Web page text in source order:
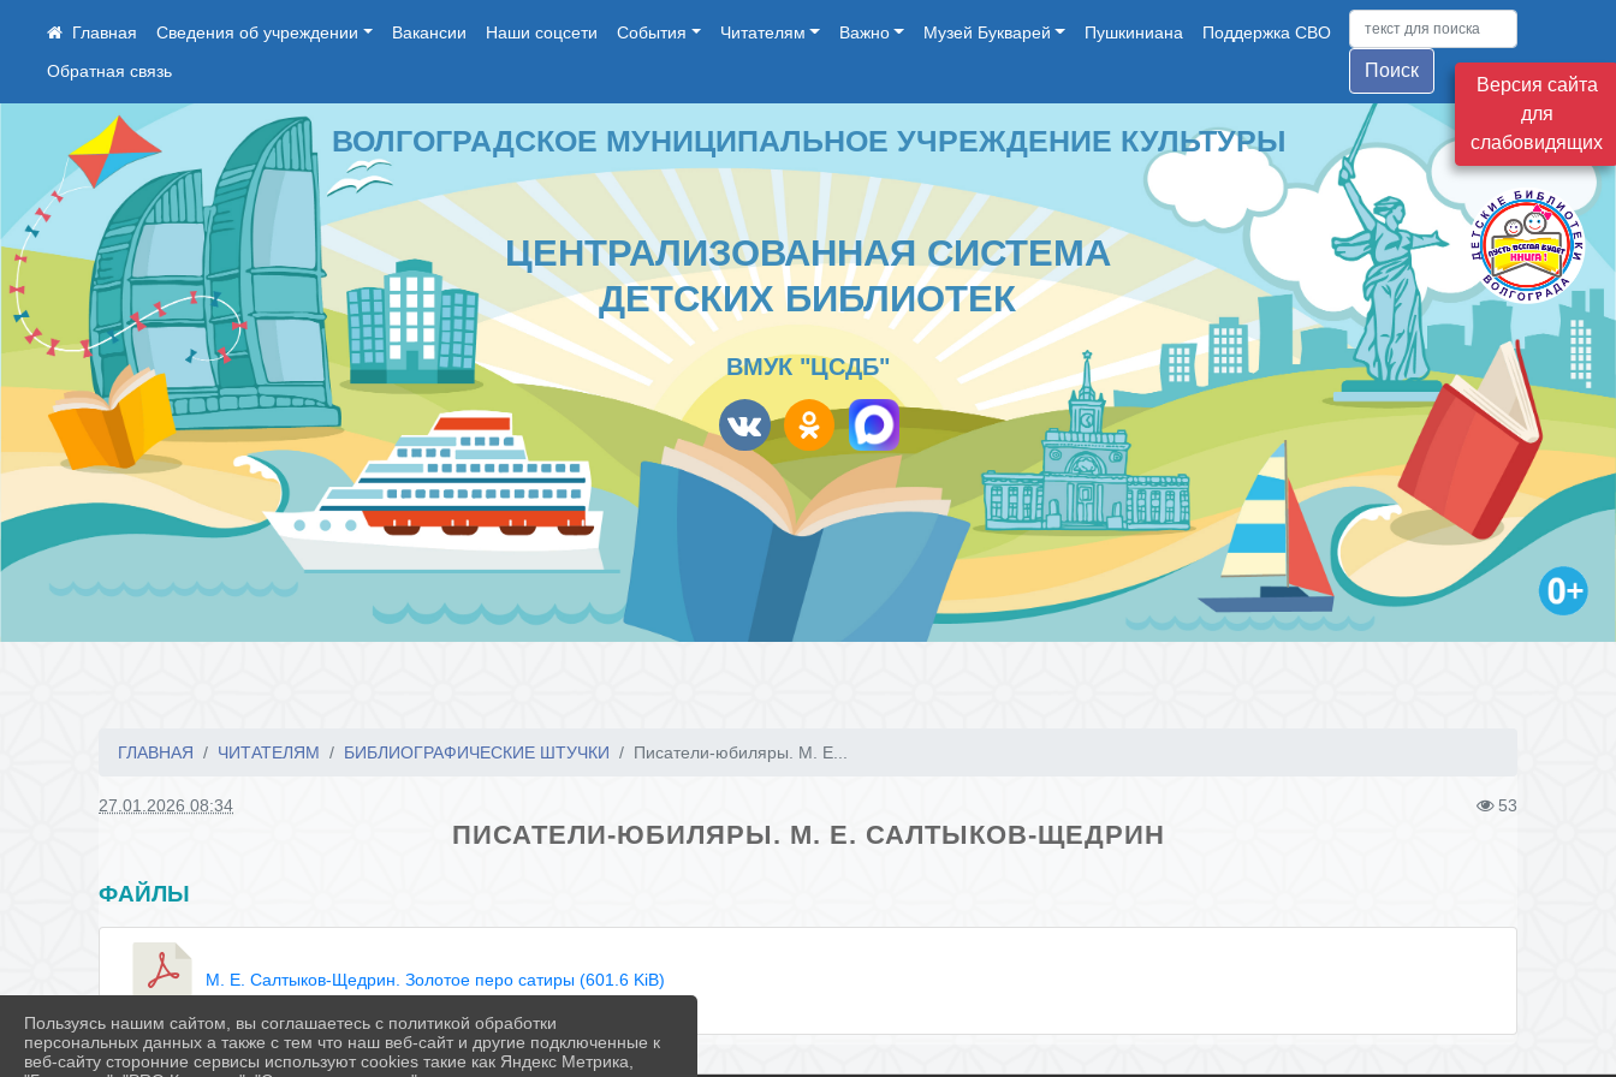
Версия сайта
для
слабовидящих
Сведения об учреждении Вакансии Наши соцсети События Читателям Важно Музей Букварей Пушкиниана
Поддержка СВО
Обратная связь
Поиск
ЦЕНТРАЛИЗОВАННАЯ СИСТЕМА
ДЕТСКИХ БИБЛИОТЕК
ВМУК "ЦСДБ"
ВОЛГОГРАДСКОЕ МУНИЦИПАЛЬНОЕ УЧРЕЖДЕНИЕ КУЛЬТУРЫ
ГЛАВНАЯ ЧИТАТЕЛЯМ БИБЛИОГРАФИЧЕСКИЕ ШТУЧКИ Писатели-юбиляры. М. Е...
27.01.2026 08:34 53
ПИСАТЕЛИ-ЮБИЛЯРЫ. М. Е. САЛТЫКОВ-ЩЕДРИН
ФАЙЛЫ
М. Е. Салтыков-Щедрин. Золотое перо сатиры (601.6 KiB)
Пользуясь нашим сайтом, вы соглашаетесь с политикой обработки
персональных данных а также с тем что наш веб-сайт и другие подключенные к
веб-сайту сторонние сервисы используют cookies такие как Яндекс Метрика,